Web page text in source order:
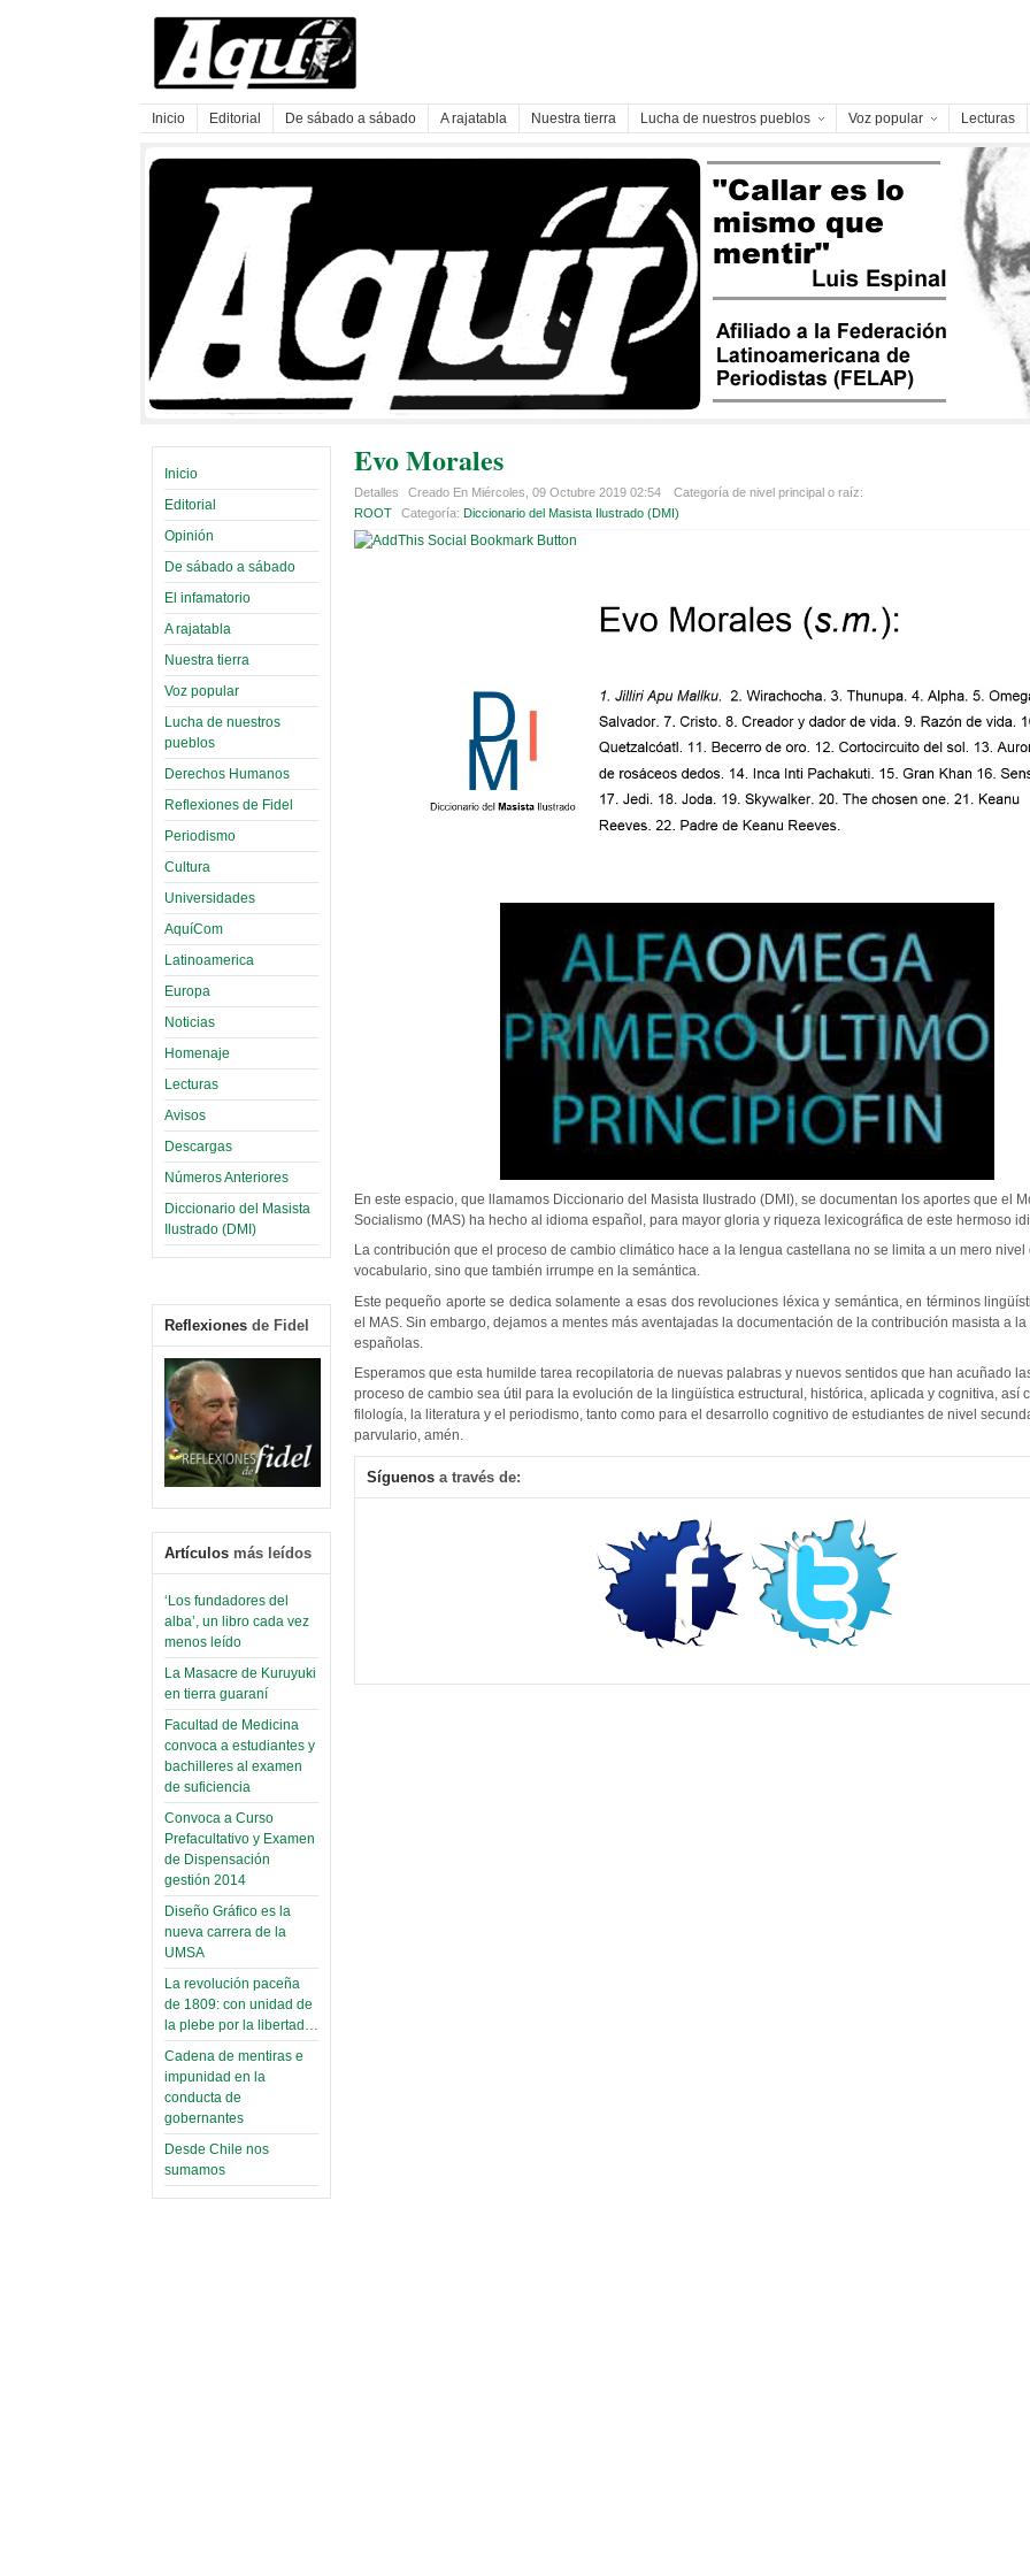
Inicio Editorial De sábado a sábado A rajatabla Nuestra tierra Lucha de nuestros pueblos Voz popular Lecturas
Inicio
Editorial
Opinión
De sábado a sábado
El infamatorio
A rajatabla
Nuestra tierra
Voz popular
Lucha de nuestros
pueblos
Derechos Humanos
Reflexiones de Fidel
Periodismo
Cultura
Universidades
AquíCom
Latinoamerica
Europa
Noticias
Homenaje
Lecturas
Avisos
Descargas
Números Anteriores
Diccionario del Masista
Ilustrado (DMI)
Reflexiones de Fidel
Artículos más leídos
‘Los fundadores del
alba’, un libro cada vez
menos leído
La Masacre de Kuruyuki
en tierra guaraní
Facultad de Medicina
convoca a estudiantes y
bachilleres al examen
de suficiencia
Convoca a Curso
Prefacultativo y Examen
de Dispensación
gestión 2014
Diseño Gráfico es la
nueva carrera de la
UMSA
La revolución paceña
de 1809: con unidad de
la plebe por la libertad…
Cadena de mentiras e
impunidad en la
conducta de
gobernantes
Desde Chile nos
sumamos
Evo Morales
Detalles Creado En Miércoles, 09 Octubre 2019 02:54
Categoría de nivel principal o raíz:
ROOT
Categoría: Diccionario del Masista Ilustrado (DMI)
En este espacio, que llamamos Diccionario del Masista Ilustrado (DMI), se documentan los aportes que el
Socialismo (MAS) ha hecho al idioma español, para mayor gloria y riqueza lexicográfica de este hermoso
La contribución que el proceso de cambio climático hace a la lengua castellana no se limita a un mero nivel
vocabulario, sino que también irrumpe en la semántica.
Este pequeño aporte se dedica solamente a esas dos revoluciones léxica y semántica, en términos
el MAS. Sin embargo, dejamos a mentes más aventajadas la documentación de la contribución masista a
españolas.
Esperamos que esta humilde tarea recopilatoria de nuevas palabras y nuevos sentidos que han acuñado
proceso de cambio sea útil para la evolución de la lingüística estructural, histórica, aplicada y cognitiva, así
filología, la literatura y el periodismo, tanto como para el desarrollo cognitivo de estudiantes de nivel
parvulario, amén.
Síguenos a través de: